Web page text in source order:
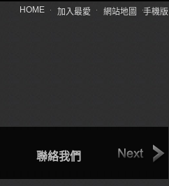
HOME 加入最愛 網站地圖 手機版
聯絡我們 回首頁